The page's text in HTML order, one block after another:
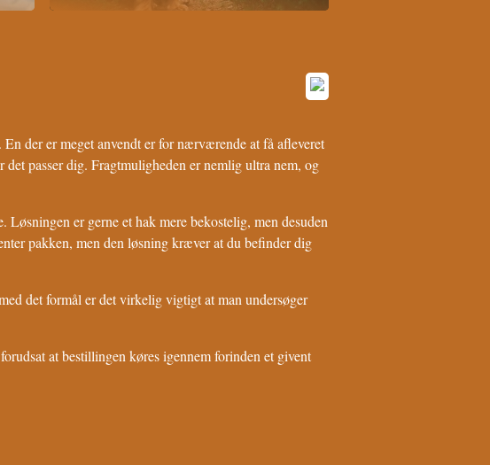
der er meget anvendt er for nærværende at få afleveret
passer dig. Fragtmuligheden er nemlig ultra nem, og
er gerne et hak mere bekostelig, men desuden
pakken, men den løsning kræver at du befinder dig
det formål er det virkelig vigtigt at man undersøger
at bestillingen køres igennem forinden et givent